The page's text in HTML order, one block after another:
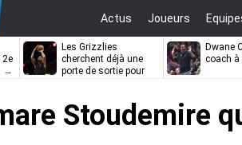
Actus Joueurs
Les Grizzlies
cherchent déjà une
porte de sortie pour
Dwane
coach à
Stoudemire